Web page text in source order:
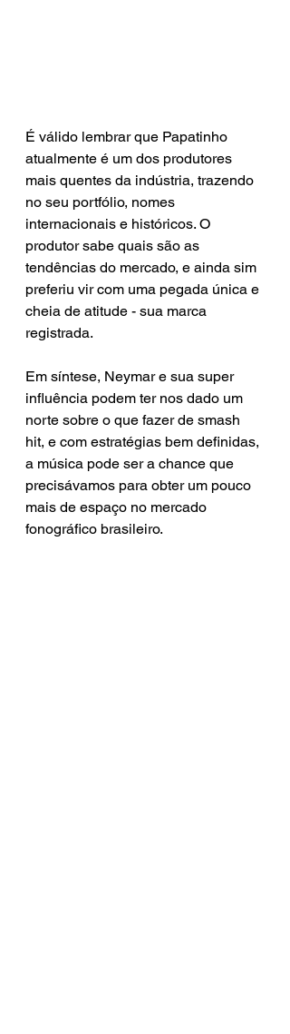
É válido lembrar que Papatinho
atualmente é um dos produtores
mais quentes da indústria, trazendo
no seu portfólio, nomes
internacionais e históricos. O
produtor sabe quais são as
tendências do mercado, e ainda sim
preferiu vir com uma pegada única e
cheia de atitude - sua marca
registrada.
Em síntese, Neymar e sua super
influência podem ter nos dado um
norte sobre o que fazer de smash
hit, e com estratégias bem definidas,
a música pode ser a chance que
precisávamos para obter um pouco
mais de espaço no mercado
fonográfico brasileiro.